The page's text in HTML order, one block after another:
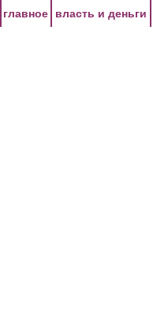
главное власть и деньги